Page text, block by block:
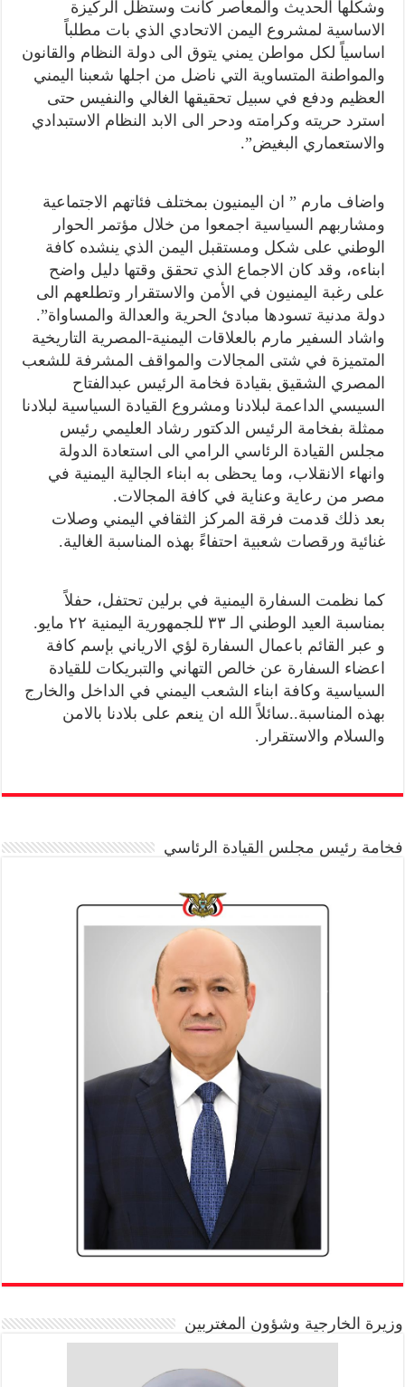
وشكلها الحديث والمعاصر كانت وستظل الركيزة
الاساسية لمشروع اليمن الاتحادي الذي بات مطلباً
اساسياً لكل مواطن يمني يتوق الى دولة النظام والقانون
والمواطنة المتساوية التي ناضل من اجلها شعبنا اليمني
العظيم ودفع في سبيل تحقيقها الغالي والنفيس حتى
استرد حريته وكرامته ودحر الى الابد النظام الاستبدادي
والاستعماري البغيض”.
واضاف مارم ” ان اليمنيون بمختلف فئاتهم الاجتماعية
ومشاربهم السياسية اجمعوا من خلال مؤتمر الحوار
الوطني على شكل ومستقبل اليمن الذي ينشده كافة
ابناءه، وقد كان الاجماع الذي تحقق وقتها دليل واضح
على رغبة اليمنيون في الأمن والاستقرار وتطلعهم الى
دولة مدنية تسودها مبادئ الحرية والعدالة والمساواة”.
واشاد السفير مارم بالعلاقات اليمنية-المصرية التاريخية
المتميزة في شتى المجالات والمواقف المشرفة للشعب
المصري الشقيق بقيادة فخامة الرئيس عبدالفتاح
السيسي الداعمة لبلادنا ومشروع القيادة السياسية لبلادنا
ممثلة بفخامة الرئيس الدكتور رشاد العليمي رئيس
مجلس القيادة الرئاسي الرامي الى استعادة الدولة
وانهاء الانقلاب، وما يحظى به ابناء الجالية اليمنية في
مصر من رعاية وعناية في كافة المجالات.
بعد ذلك قدمت فرقة المركز الثقافي اليمني وصلات
غنائية ورقصات شعبية احتفاءً بهذه المناسبة الغالية.
كما نظمت السفارة اليمنية في برلين تحتفل، حفلاً
بمناسبة العيد الوطني الـ ٣٣ للجمهورية اليمنية ٢٢ مايو.
و عبر القائم باعمال السفارة لؤي الارياني بإسم كافة
اعضاء السفارة عن خالص التهاني والتبريكات للقيادة
السياسية وكافة ابناء الشعب اليمني في الداخل والخارج
بهذه المناسبة..سائلاً الله ان ينعم على بلادنا بالامن
والسلام والاستقرار.
فخامة رئيس مجلس القيادة الرئاسي
وزيرة الخارجية وشؤون المغتربين